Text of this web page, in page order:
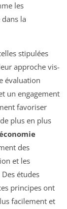
les
la
stipulées
approche vis-
évaluation
un engagement
favoriser
plus en plus
des
et les
études
principes ont
facilement et